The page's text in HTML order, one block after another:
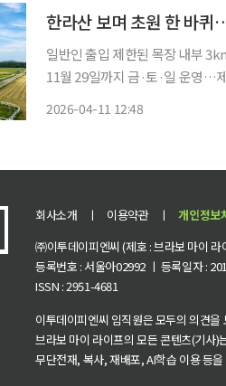
한라산 보며 초원 한 바
일반인 출입 제한된 목장 내부
11월 29일까지 금·토·일 운영…제주
2026-04-11 12:48
회사소개 ㅣ 이용약관 ㅣ 개인정보
㈜이투데이피엔씨 (제호 : 브라보 마이
등록번호 : 서울아02992 ㅣ 등록일자 :
ISSN : 2951-4681
이투데이피엔씨 임직원은 모두의 의견을
브라보 마이 라이프의 모든 콘텐츠(기사
무단전재, 복사, 재배포, AI학습 이용 등